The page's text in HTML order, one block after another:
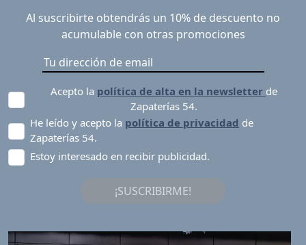
Al suscribirte obtendrás un 10% de descuento no
acumulable con otras promociones
Acepto la política de alta en la newsletter de
Zapaterías 54.
He leído y acepto la política de privacidad de
Zapaterías 54.
Estoy interesado en recibir publicidad.
¡SUSCRIBIRME!